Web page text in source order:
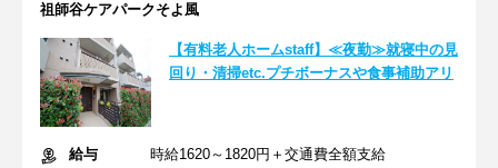
祖師谷ケアパークそよ風
【有料老人ホームstaff】≪夜勤≫就寝中の見
回り・清掃etc.プチボーナスや食事補助アリ
給与
時給1620～1820円＋交通費全額支給